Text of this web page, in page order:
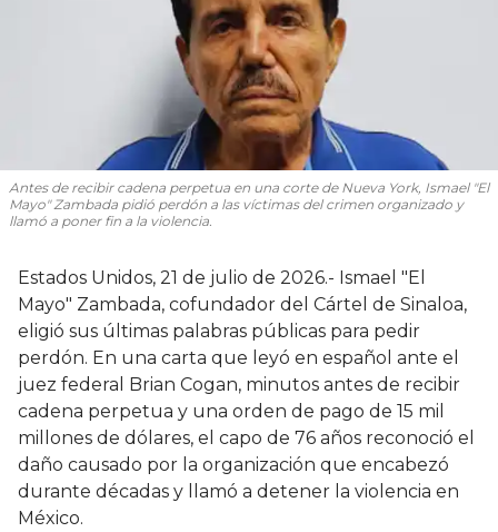
Antes de recibir cadena perpetua en una corte de Nueva York, Ismael "El
Mayo" Zambada pidió perdón a las víctimas del crimen organizado y
llamó a poner fin a la violencia.
Estados Unidos, 21 de julio de 2026.- Ismael "El
Mayo" Zambada, cofundador del Cártel de Sinaloa,
eligió sus últimas palabras públicas para pedir
perdón. En una carta que leyó en español ante el
juez federal Brian Cogan, minutos antes de recibir
cadena perpetua y una orden de pago de 15 mil
millones de dólares, el capo de 76 años reconoció el
daño causado por la organización que encabezó
durante décadas y llamó a detener la violencia en
México.